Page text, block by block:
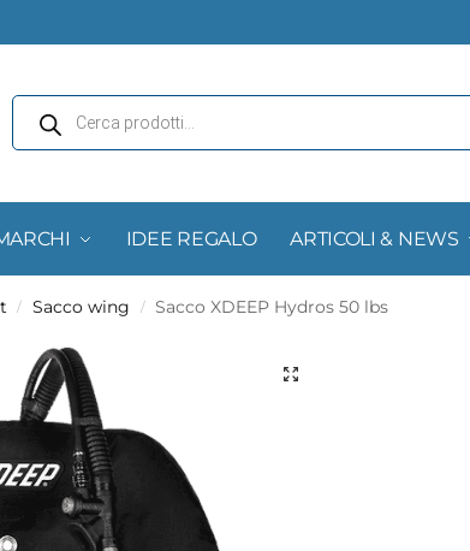
IDEE REGALO ARTICOLI & NEWS
/ Sacco wing / Sacco XDEEP Hydros 50 lbs